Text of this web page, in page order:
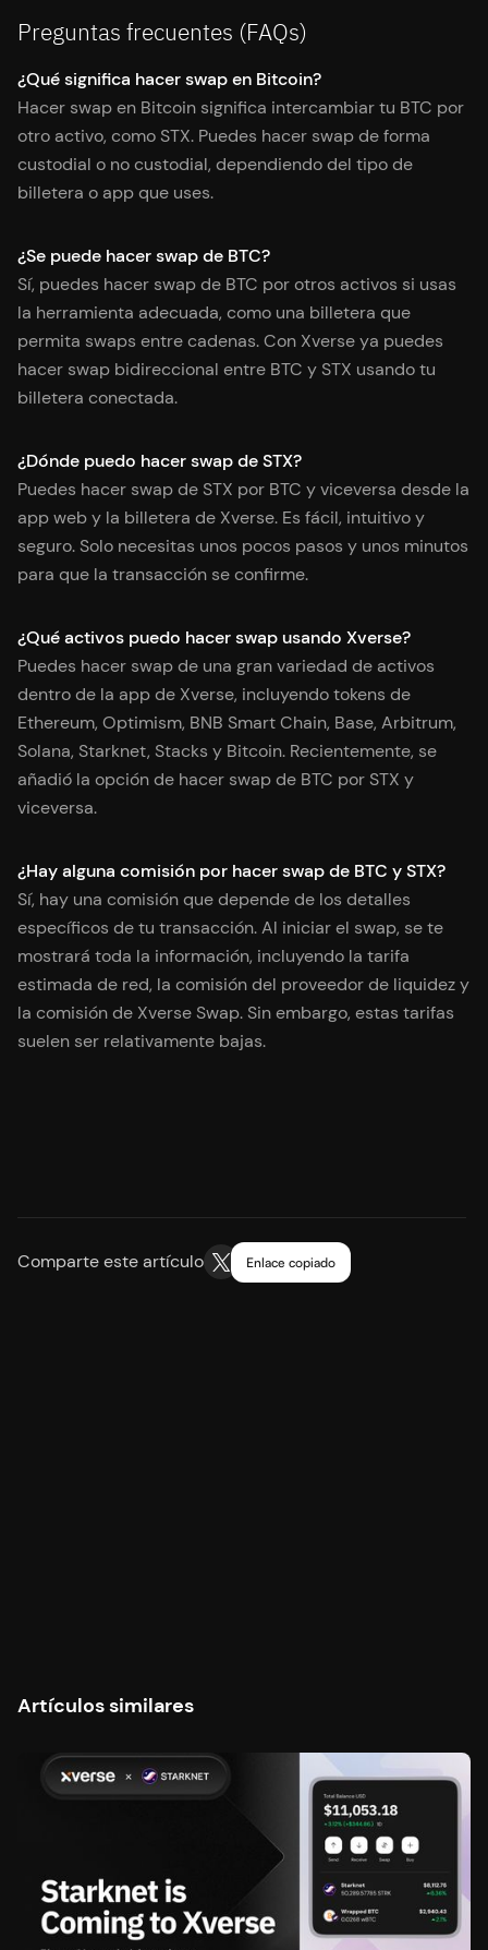
Preguntas frecuentes (FAQs)
¿Qué significa hacer swap en Bitcoin?
Hacer swap en Bitcoin significa intercambiar tu BTC por
otro activo, como STX. Puedes hacer swap de forma
custodial o no custodial, dependiendo del tipo de
billetera o app que uses.
¿Se puede hacer swap de BTC?
Sí, puedes hacer swap de BTC por otros activos si usas
la herramienta adecuada, como una billetera que
permita swaps entre cadenas. Con Xverse ya puedes
hacer swap bidireccional entre BTC y STX usando tu
billetera conectada.
¿Dónde puedo hacer swap de STX?
Puedes hacer swap de STX por BTC y viceversa desde la
app web y la billetera de Xverse. Es fácil, intuitivo y
seguro. Solo necesitas unos pocos pasos y unos minutos
para que la transacción se confirme.
¿Qué activos puedo hacer swap usando Xverse?
Puedes hacer swap de una gran variedad de activos
dentro de la app de Xverse, incluyendo tokens de
Ethereum, Optimism, BNB Smart Chain, Base, Arbitrum,
Solana, Starknet, Stacks y Bitcoin. Recientemente, se
añadió la opción de hacer swap de BTC por STX y
viceversa.
¿Hay alguna comisión por hacer swap de BTC y STX?
Sí, hay una comisión que depende de los detalles
específicos de tu transacción. Al iniciar el swap, se te
mostrará toda la información, incluyendo la tarifa
estimada de red, la comisión del proveedor de liquidez y
la comisión de Xverse Swap. Sin embargo, estas tarifas
suelen ser relativamente bajas.
Comparte este artículo Enlace copiado
Artículos similares